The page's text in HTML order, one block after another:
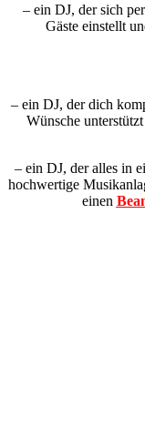
– ein DJ, der sich
Gäste einstellt
– ein DJ, der dich
Wünsche
– ein DJ, der alles in
hochwertige
einen